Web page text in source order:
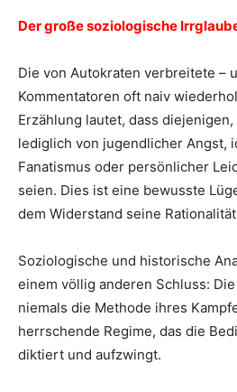
Der große soziologische
Die von Autokraten verbreitete –
Kommentatoren oft naiv
Erzählung lautet, dass
lediglich von jugendlicher Angst,
Fanatismus oder persönlicher
seien. Dies ist eine bewusste
dem Widerstand seine
Soziologische und historische
einem völlig anderen Schluss:
niemals die Methode ihres
herrschende Regime, das die
diktiert und aufzwingt.